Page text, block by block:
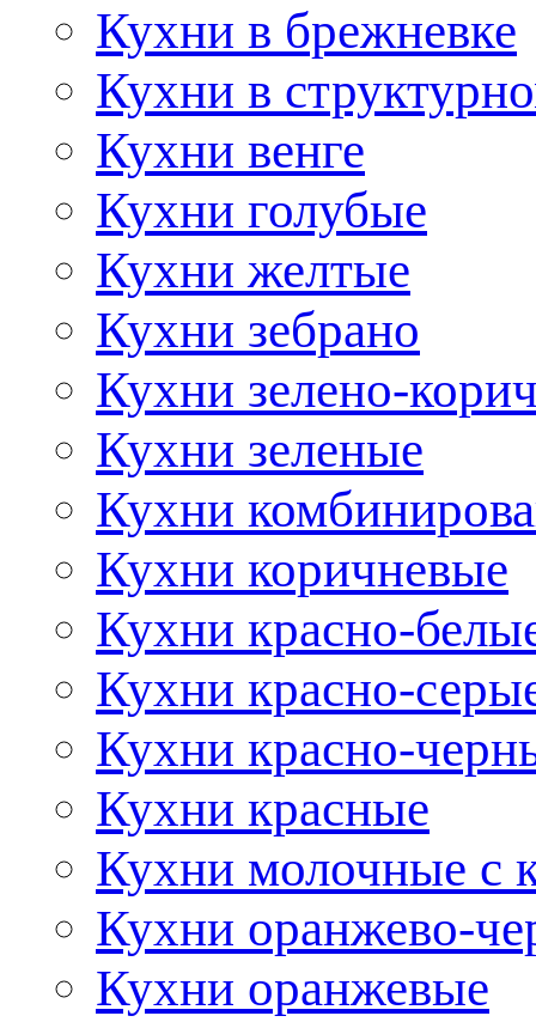
Кухни в брежневке
Кухни в
Кухни венге
Кухни голубые
Кухни желтые
Кухни зебрано
Кухни зелено-
Кухни зеленые
Кухни
Кухни коричневые
Кухни красно-
Кухни красно-
Кухни красно-
Кухни красные
Кухни молочные с
Кухни оранжево-
Кухни оранжевые